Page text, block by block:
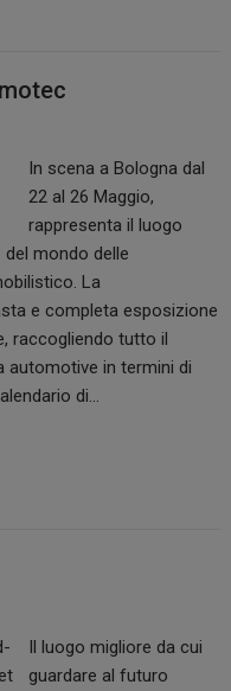
In scena a Bologna dal
22 al 26 Maggio,
rappresenta il luogo
del mondo delle
La
e completa esposizione
raccogliendo tutto il
automotive in termini di
di…
Il luogo migliore da cui
guardare al futuro